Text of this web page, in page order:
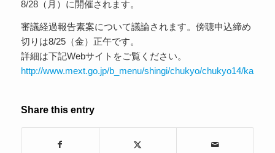
8/28（月）に開催されます。
審議経過報告素案について議論されます。傍聴申込締め
切りは8/25（金）正午です。
詳細は下記Webサイトをご覧ください。
http://www.mext.go.jp/b_menu/shingi/chukyo/chukyo14/kaisai/
Share this entry